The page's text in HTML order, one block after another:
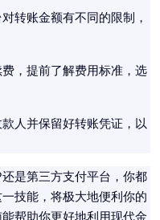
转账金额有不同的限制，
，提前了解费用标准，选
人并保留好转账凭证，以
是第三方支付平台，你都
技能，将极大地便利你的
帮助你更好地利用现代金